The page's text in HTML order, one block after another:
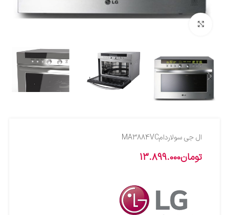
ال جي سولاردامMA3884VC
تومان13.899.000